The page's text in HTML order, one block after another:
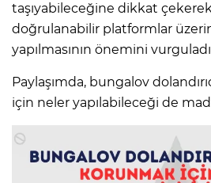
taşıyabileceğine dikkat
doğrulanabilir platformlar
yapılmasının önemini
Paylaşımda, bungalov
için neler yapılabileceği de